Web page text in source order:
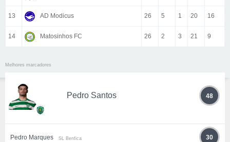
13 AD Modicus 26 5 1 20 16
14 Matosinhos FC 26 2 3 21 9
Melhores marcadores
Pedro Santos 48
Pedro Marques SL Benfica 30